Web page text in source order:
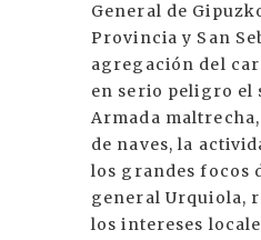
General de
Provincia y San
agregación del
en serio peligro el
Armada
de naves, la
los grandes focos
general Urquiola,
los intereses